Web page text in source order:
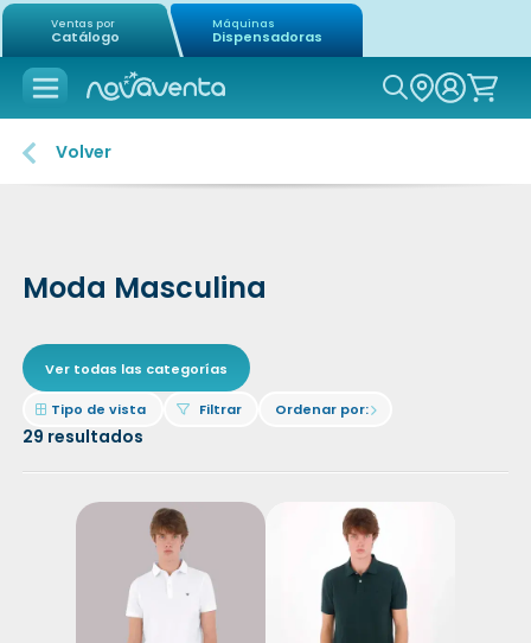
Ventas por
Catálogo
Máquinas
Dispensadoras
Icon of
Volver
Moda Masculina
Ver todas las categorías
29 resultados
Icon of border-all
Tipo de vista Icon of filter
Filtrar Ordenar por:Icon of chevron-right